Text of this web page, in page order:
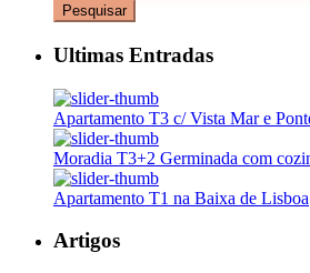
Pesquisar
Ultimas Entradas
Apartamento T3 c/ Vista Mar e
Moradia T3+2 Germinada com
Apartamento T1 na Baixa de Lisboa
Artigos